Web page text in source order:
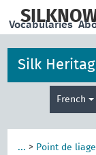
main
Vocabularies
Silk
French
... > Point de liage